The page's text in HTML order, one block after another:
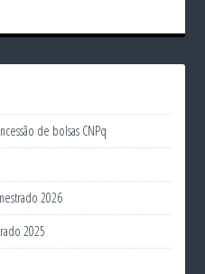
de bolsas CNPq
2026
2025